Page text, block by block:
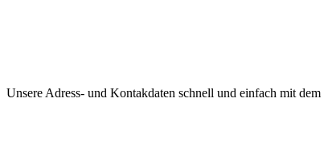
Unsere Adress- und Kontakdaten schnell und einfach mit dem